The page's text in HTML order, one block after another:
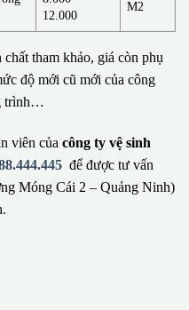
12.000
M2
tham khảo, giá còn phụ
độ mới cũ mới của công
trình…
viên của công ty vệ sinh
để được tư vấn
Móng Cái 2 – Quảng Ninh)